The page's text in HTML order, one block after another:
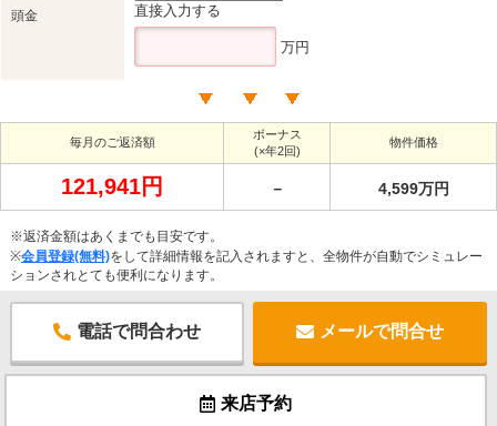
頭金 直接入力する
万円
毎月のご返済額
ボーナス
(×年2回)
物件価格
121,941円 － 4,599万円
※返済金額はあくまでも目安です。
※会員登録(無料)をして詳細情報を記入されますと、全物件が自動でシミュレー
ションされとても便利になります。
電話で問合わせ メールで問合せ
来店予約